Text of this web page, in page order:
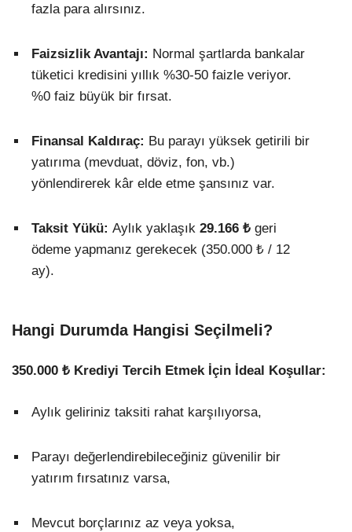
fazla para alırsınız.
Faizsizlik Avantajı: Normal şartlarda bankalar
tüketici kredisini yıllık %30-50 faizle veriyor.
%0 faiz büyük bir fırsat.
Finansal Kaldıraç: Bu parayı yüksek getirili bir
yatırıma (mevduat, döviz, fon, vb.)
yönlendirerek kâr elde etme şansınız var.
Taksit Yükü: Aylık yaklaşık 29.166 ₺ geri
ödeme yapmanız gerekecek (350.000 ₺ / 12
ay).
Hangi Durumda Hangisi Seçilmeli?
350.000 ₺ Krediyi Tercih Etmek İçin İdeal Koşullar:
Aylık geliriniz taksiti rahat karşılıyorsa,
Parayı değerlendirebileceğiniz güvenilir bir
yatırım fırsatınız varsa,
Mevcut borçlarınız az veya yoksa,